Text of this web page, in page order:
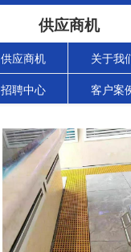
供应商机
供应商机 关于我
招聘中心 客户案